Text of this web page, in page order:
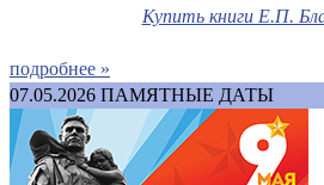
Купить книги Е.П.
подробнее »
07.05.2026 ПАМЯТНЫЕ ДАТЫ